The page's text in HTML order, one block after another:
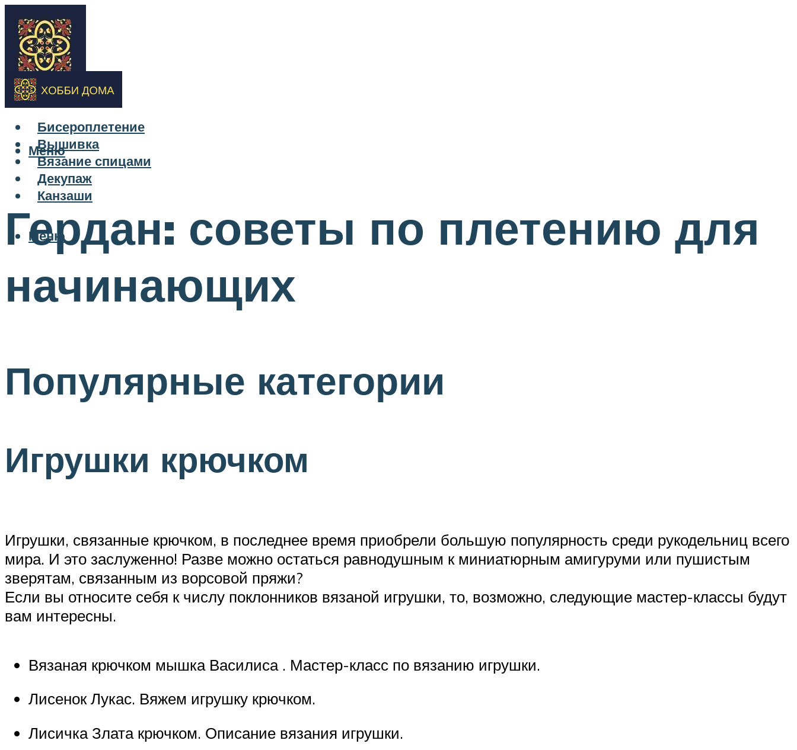
Бисероплетение
Вышивка
Вязание спицами
Декупаж
Канзаши
Меню
Меню
Гердан: советы по плетению для
начинающих
Популярные категории
Игрушки крючком
Игрушки, связанные крючком, в последнее время приобрели большую популярность среди рукодельниц всего
мира. И это заслуженно! Разве можно остаться равнодушным к миниатюрным амигуруми или пушистым
зверятам, связанным из ворсовой пряжи?
Если вы относите себя к числу поклонников вязаной игрушки, то, возможно, следующие мастер-классы будут
вам интересны.
Вязаная крючком мышка Василиса . Мастер-класс по вязанию игрушки.
Лисенок Лукас. Вяжем игрушку крючком.
Лисичка Злата крючком. Описание вязания игрушки.